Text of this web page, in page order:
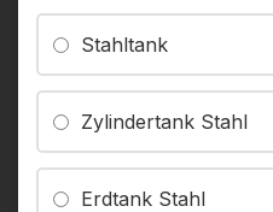
Stahltank
Zylindertank Stahl
Erdtank Stahl